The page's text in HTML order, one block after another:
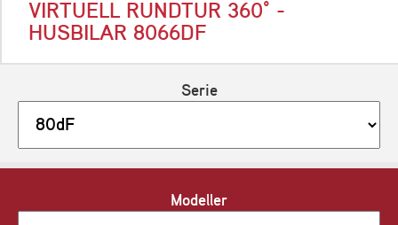
VIRTUELL RUNDTUR 360° -
HUSBILAR 8066DF
Serie
Modeller